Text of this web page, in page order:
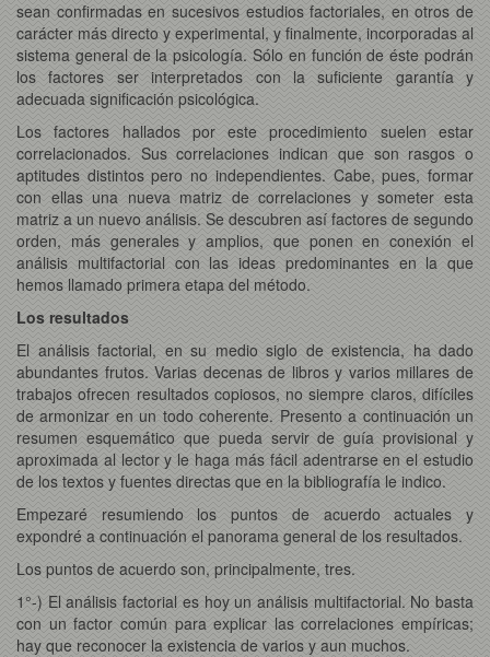
sean confirmadas en sucesivos estudios factoriales, en otros de
carácter más directo y experimental, y finalmente, incorporadas al
sistema general de la psicología. Sólo en función de éste podrán
los factores ser interpretados con la suficiente garantía y
adecuada significación psicológica.
Los factores hallados por este procedimiento suelen estar
correlacionados. Sus correlaciones indican que son rasgos o
aptitudes distintos pero no independientes. Cabe, pues, formar
con ellas una nueva matriz de correlaciones y someter esta
matriz a un nuevo análisis. Se descubren así factores de segundo
orden, más generales y amplios, que ponen en conexión el
análisis multifactorial con las ideas predominantes en la que
hemos llamado primera etapa del método.
Los resultados
El análisis factorial, en su medio siglo de existencia, ha dado
abundantes frutos. Varias decenas de libros y varios millares de
trabajos ofrecen resultados copiosos, no siempre claros, difíciles
de armonizar en un todo coherente. Presento a continuación un
resumen esquemático que pueda servir de guía provisional y
aproximada al lector y le haga más fácil adentrarse en el estudio
de los textos y fuentes directas que en la bibliografía le indico.
Empezaré resumiendo los puntos de acuerdo actuales y
expondré a continuación el panorama general de los resultados.
Los puntos de acuerdo son, principalmente, tres.
1°-) El análisis factorial es hoy un análisis multifactorial. No basta
con un factor común para explicar las correlaciones empíricas;
hay que reconocer la existencia de varios y aun muchos.